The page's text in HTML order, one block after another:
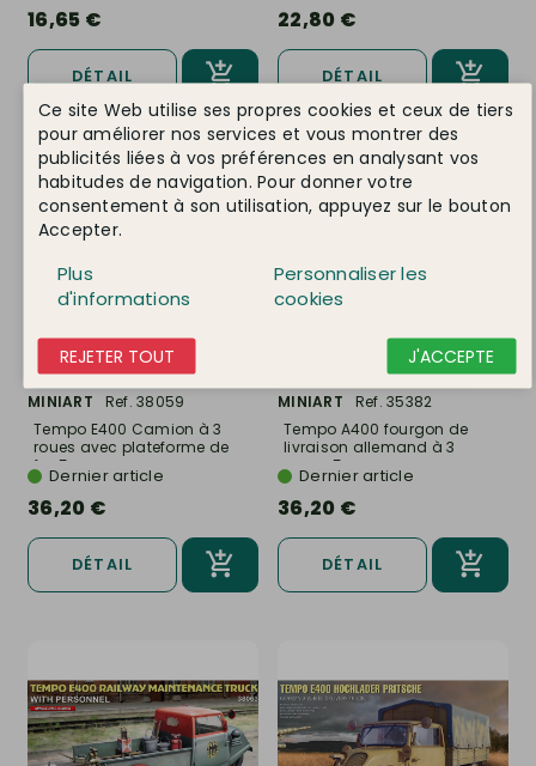
16,65 €
DÉTAIL
22,80 €
DÉTAIL
MINIART
Ref. 38059
Tempo E400 Camion à 3
roues avec plateforme de
fer, 5...
Dernier article
36,20 €
DÉTAIL
MINIART
Ref. 35382
Tempo A400 fourgon de
livraison allemand à 3
roues, 5...
Dernier article
36,20 €
DÉTAIL
Ce site Web utilise ses propres cookies et ceux de tiers
pour améliorer nos services et vous montrer des
publicités liées à vos préférences en analysant vos
habitudes de navigation. Pour donner votre
consentement à son utilisation, appuyez sur le bouton
Accepter.
Plus
d'informations
Personnaliser les
cookies
REJETER TOUT J'ACCEPTE